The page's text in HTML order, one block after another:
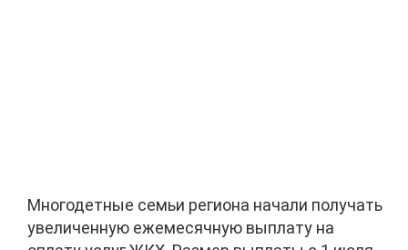
Многодетные семьи региона начали получать
увеличенную ежемесячную выплату на